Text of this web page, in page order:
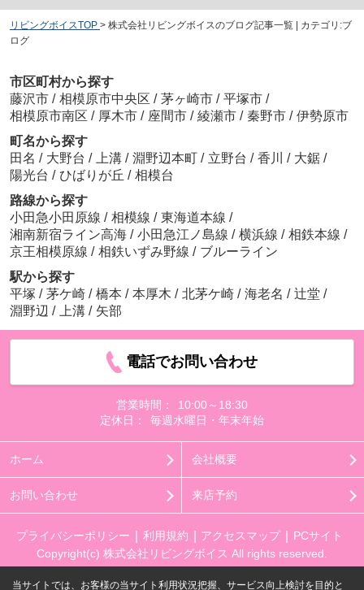
リビングボイスTOP > 株式会社リビングボイスのブログ記事一覧 | カテゴリ:ブ
ログ
市区町村から探す
藤沢市 / 相模原市中央区 / 茅ヶ崎市 / 平塚市 /
相模原市南区 / 厚木市 / 座間市 / 綾瀬市 / 秦野市 / 伊勢原市
町名から探す
田名 / 大野台 / 上溝 / 淵野辺本町 / 立野台 / 香川 / 大鋸 /
陽光台 / ひばりが丘 / 相模台
路線から探す
小田急小田原線 / 相模線 / 東海道本線 /
湘南新宿ライン高海 / 小田急江ノ島線 / 横浜線 / 相鉄本線 /
京王相模原線 / 相鉄いずみ野線 / ブルーライン
駅から探す
平塚 / 茅ケ崎 / 橋本 / 本厚木 / 北茅ケ崎 / 海老名 / 辻堂 /
淵野辺 / 上溝 / 矢部
電話でお問い合わせ
営業時間：
10:00～18:30
定休日：
毎週水曜日・年末年始
ホーム 会社概要
お問い合わせ 来店予約
プライバシーポリシー 利用規約 アクセスマップ
PCサイト
Copyright(c) 株式会社リビングボイス All rights reserved.
当サイトでは、お客様の当サイト利用状況把握、サービス向上検討を目的と